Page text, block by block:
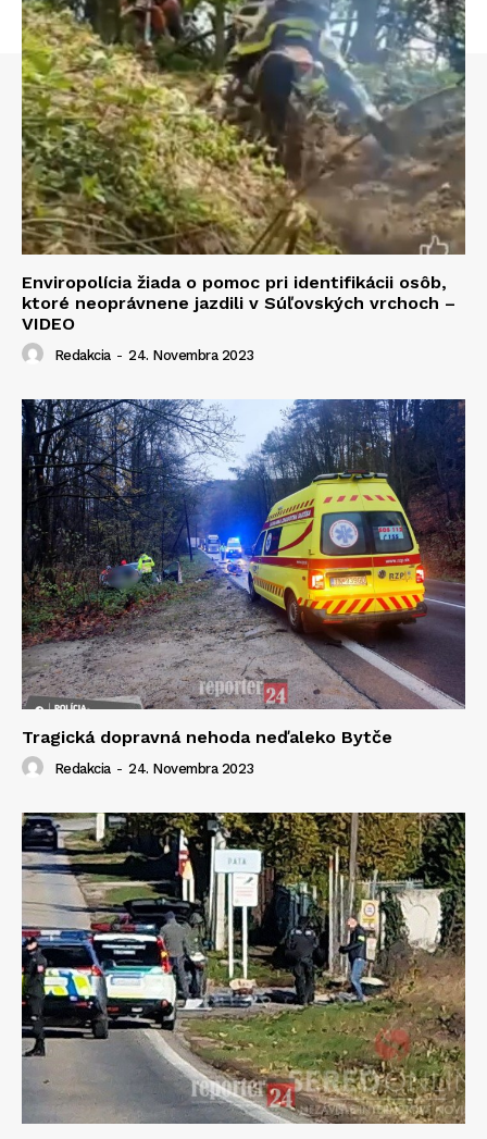
Enviropolícia žiada o pomoc pri identifikácii osôb,
ktoré neoprávnene jazdili v Súľovských vrchoch –
VIDEO
Redakcia - 24. Novembra 2023
Tragická dopravná nehoda neďaleko Bytče
Redakcia - 24. Novembra 2023